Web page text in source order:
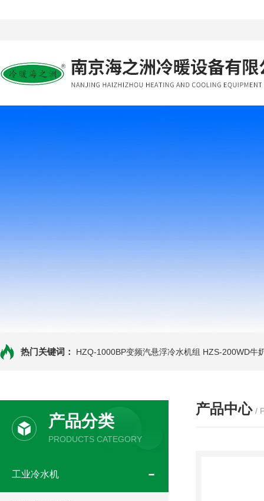
热门关键词： HZQ-1000BP变频汽悬浮冷水机组 HZS-200WD牛
产品分类
PRODUCTS CATEGORY
工业冷水机
产品中心 /